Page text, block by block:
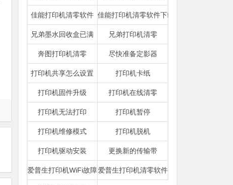
佳能打印机清零软件 佳能打印机清零软件下载
兄弟墨水回收盒已满 兄弟打印机清零
奔图打印机清零 尽快准备定影器
打印机共享怎么设置 打印机卡纸
打印机固件升级 打印机在线清零
打印机无法打印 打印机暂停
打印机维修模式 打印机脱机
打印机驱动安装 更换新的传输带
爱普生打印机WiFi故障爱普生打印机清零软件